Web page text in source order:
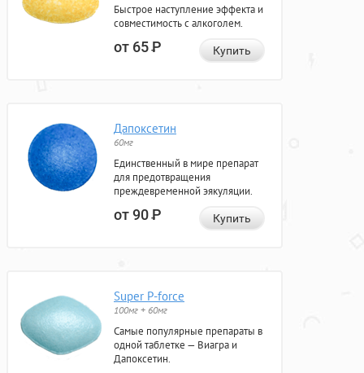
Быстрое наступление эффекта и
совместимость с алкоголем.
от 65Р Купить
Дапоксетин
60мг
Единственный в мире препарат
для предотвращения
преждевременной эякуляции.
от 90Р Купить
Super P-force
100мг + 60мг
Самые популярные препараты в
одной таблетке — Виагра и
Дапоксетин.